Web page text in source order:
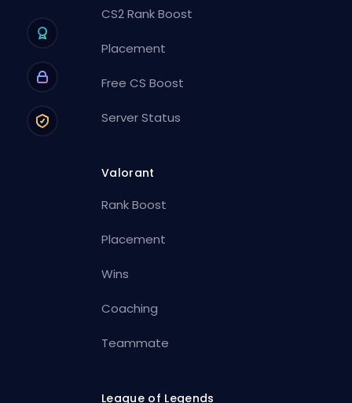
CS2 Rank Boost
Placement
Free CS Boost
Server Status
Valorant
Rank Boost
Placement
Wins
Coaching
Teammate
League of Legends